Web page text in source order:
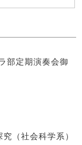
部定期演奏会御
（社会科学系）